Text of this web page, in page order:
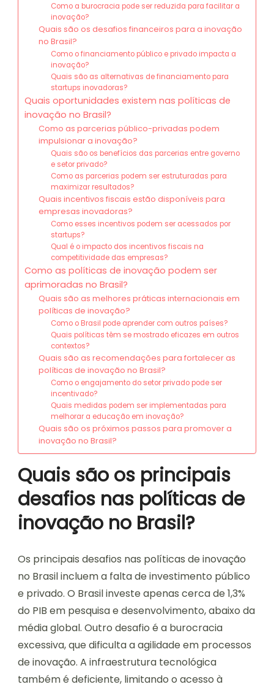
Como a burocracia pode ser reduzida para facilitar a
inovação?
Quais são os desafios financeiros para a inovação
no Brasil?
Como o financiamento público e privado impacta a
inovação?
Quais são as alternativas de financiamento para
startups inovadoras?
Quais oportunidades existem nas políticas de
inovação no Brasil?
Como as parcerias público-privadas podem
impulsionar a inovação?
Quais são os benefícios das parcerias entre governo
e setor privado?
Como as parcerias podem ser estruturadas para
maximizar resultados?
Quais incentivos fiscais estão disponíveis para
empresas inovadoras?
Como esses incentivos podem ser acessados por
startups?
Qual é o impacto dos incentivos fiscais na
competitividade das empresas?
Como as políticas de inovação podem ser
aprimoradas no Brasil?
Quais são as melhores práticas internacionais em
políticas de inovação?
Como o Brasil pode aprender com outros países?
Quais políticas têm se mostrado eficazes em outros
contextos?
Quais são as recomendações para fortalecer as
políticas de inovação no Brasil?
Como o engajamento do setor privado pode ser
incentivado?
Quais medidas podem ser implementadas para
melhorar a educação em inovação?
Quais são os próximos passos para promover a
inovação no Brasil?
Quais são os principais
desafios nas políticas de
inovação no Brasil?
Os principais desafios nas políticas de inovação
no Brasil incluem a falta de investimento público
e privado. O Brasil investe apenas cerca de 1,3%
do PIB em pesquisa e desenvolvimento, abaixo da
média global. Outro desafio é a burocracia
excessiva, que dificulta a agilidade em processos
de inovação. A infraestrutura tecnológica
também é deficiente, limitando o acesso à